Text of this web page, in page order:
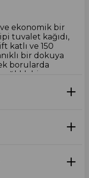
ekonomik bir
tuvalet kağıdı,
katlı ve 150
bir dokuya
borularda
bir
bulunur.